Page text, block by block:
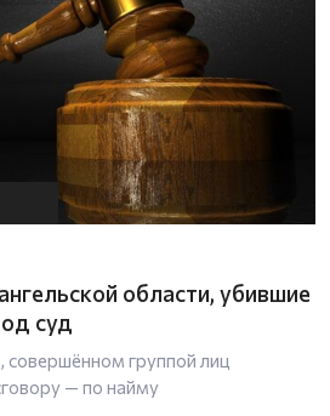
области, убившие
суд
совершённом группой лиц
— по найму